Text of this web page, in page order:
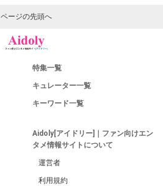
ページの先頭へ
特集一覧
キュレーター一覧
キーワード一覧
Aidoly[アイドリー]｜ファン向けエン
タメ情報サイトについて
運営者
利用規約